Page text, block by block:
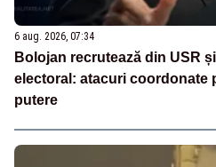
6 aug. 2026, 07:34
Bolojan recrutează din USR
electoral: atacuri coordonate
putere